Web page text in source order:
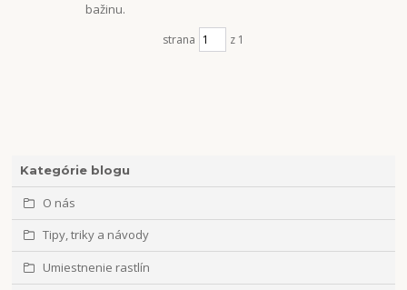
Kategórie blogu
O nás
Tipy, triky a návody
Umiestnenie rastlín
bažinu.
strana z 1